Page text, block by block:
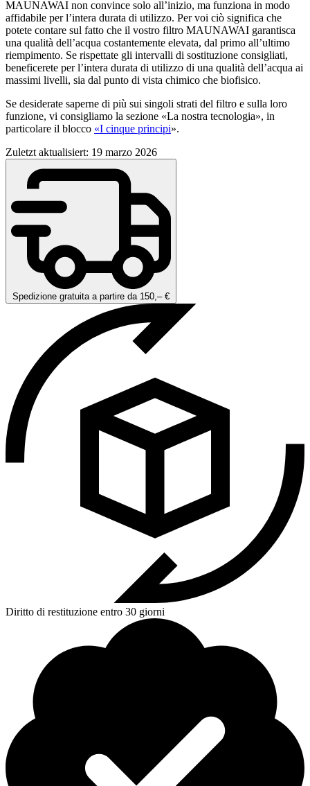
MAUNAWAI non convince solo all’inizio, ma funziona in modo
affidabile per l’intera durata di utilizzo. Per voi ciò significa che
potete contare sul fatto che il vostro filtro MAUNAWAI garantisca
una qualità dell’acqua costantemente elevata, dal primo all’ultimo
riempimento. Se rispettate gli intervalli di sostituzione consigliati,
beneficerete per l’intera durata di utilizzo di una qualità dell’acqua ai
massimi livelli, sia dal punto di vista chimico che biofisico.
Se desiderate saperne di più sui singoli strati del filtro e sulla loro
funzione, vi consigliamo la sezione «La nostra tecnologia», in
particolare il blocco «I cinque principi».
Zuletzt aktualisiert: 19 marzo 2026
Spedizione gratuita a partire da 150,– €
Diritto di restituzione entro 30 giorni